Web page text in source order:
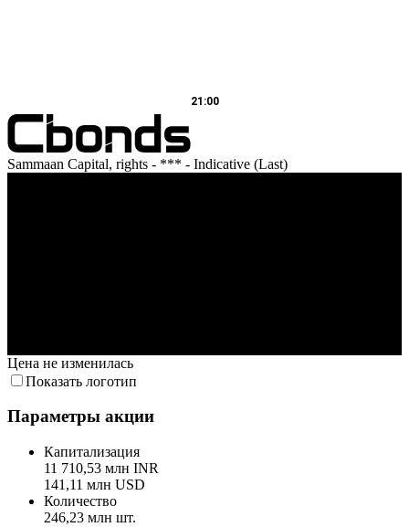
21:00
Sammaan Capital, rights - *** - Indicative (Last)
Цена не изменилась
Показать логотип
Параметры акции
Капитализация
11 710,53 млн INR
141,11 млн USD
Количество
246,23 млн шт.